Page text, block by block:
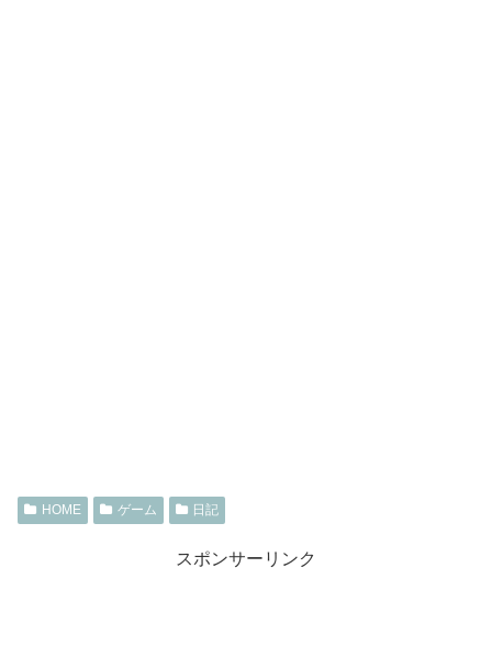
HOME ゲーム 日記
スポンサーリンク